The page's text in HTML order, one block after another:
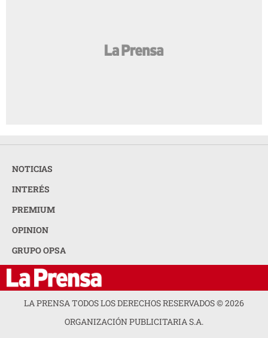
NOTICIAS
INTERÉS
PREMIUM
OPINION
GRUPO OPSA
LA PRENSA TODOS LOS DERECHOS RESERVADOS ©2026
ORGANIZACIÓN PUBLICITARIA S.A.